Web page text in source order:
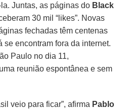
Juntas, as páginas do Black
30 mil “likes”. Novas
fechadas têm centenas
se encontram fora da internet.
Paulo no dia 11,
reunião espontânea e sem
veio para ficar”, afirma Pablo